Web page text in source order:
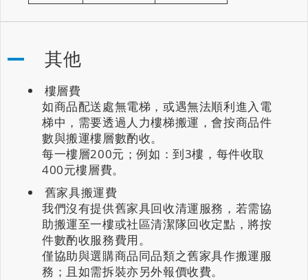
其他
樓層費
如商品配送處無電梯，或遇無法順利進入電
梯中，需要透過人力樓梯搬運，會按商品件
數與搬運樓層數酌收。
每一樓層200元；例如：到3樓，每件收取
400元樓層費。
舊家具搬運費
我們沒有提供舊家具回收清運服務，若需協
助搬運至一樓或社區清潔隊回收定點，將按
件數酌收服務費用。
僅協助與選購商品同品類之舊家具作搬運服
務；且如需拆裝亦另外報價收費。